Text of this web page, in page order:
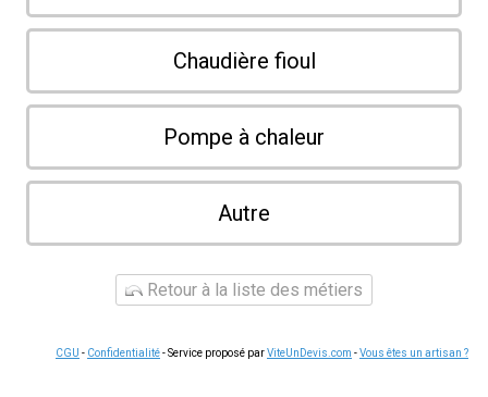
Chaudière fioul
Pompe à chaleur
Autre
Retour à la liste des métiers
CGU - Confidentialité- Service proposé parViteUnDevis.com -Vous êtes un artisan ?